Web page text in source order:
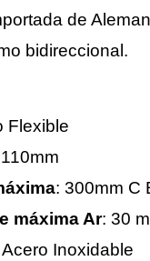
de
bidireccional.
Flexible
: 300mm C
máxima Ar: 30
Acero Inoxidable